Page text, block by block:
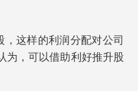
这样的利润分配对公司
为，可以借助利好推升股